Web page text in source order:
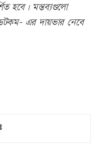
হবে। মন্তব্যগুলো
এর দায়ভার নেবে